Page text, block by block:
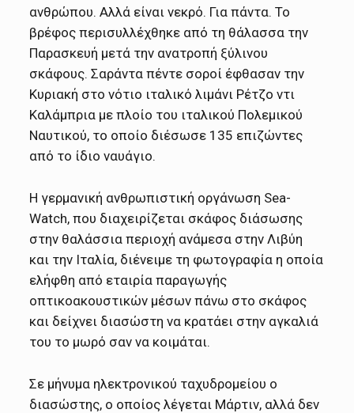
ανθρώπου. Αλλά είναι νεκρό. Για πάντα. Το
βρέφος περισυλλέχθηκε από τη θάλασσα την
Παρασκευή μετά την ανατροπή ξύλινου
σκάφους. Σαράντα πέντε σοροί έφθασαν την
Κυριακή στο νότιο ιταλικό λιμάνι Ρέτζο ντι
Καλάμπρια με πλοίο του ιταλικού Πολεμικού
Ναυτικού, το οποίο διέσωσε 135 επιζώντες
από το ίδιο ναυάγιο.
Η γερμανική ανθρωπιστική οργάνωση Sea-
Watch, που διαχειρίζεται σκάφος διάσωσης
στην θαλάσσια περιοχή ανάμεσα στην Λιβύη
και την Ιταλία, διένειμε τη φωτογραφία η οποία
ελήφθη από εταιρία παραγωγής
οπτικοακουστικών μέσων πάνω στο σκάφος
και δείχνει διασώστη να κρατάει στην αγκαλιά
του το μωρό σαν να κοιμάται.
Σε μήνυμα ηλεκτρονικού ταχυδρομείου ο
διασώστης, ο οποίος λέγεται Μάρτιν, αλλά δεν